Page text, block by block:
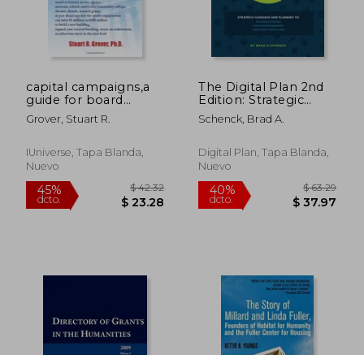
dcto. $ 84.50 dcto. $
capital campaigns,a
guide for board
members and others
who aren?t
fundraisers but who
will be the heroes (en
Grover, Stuart R.
IUniverse, Tapa Blanda,
Nuevo
The Digital Plan 2nd
Edition: Strategic
guidance and
planning to: Win
Grow nonprofit
organizations. Launch
(en Inglés)
Schenck, Brad A.
Digital Plan, Tapa Blanda,
Nuevo